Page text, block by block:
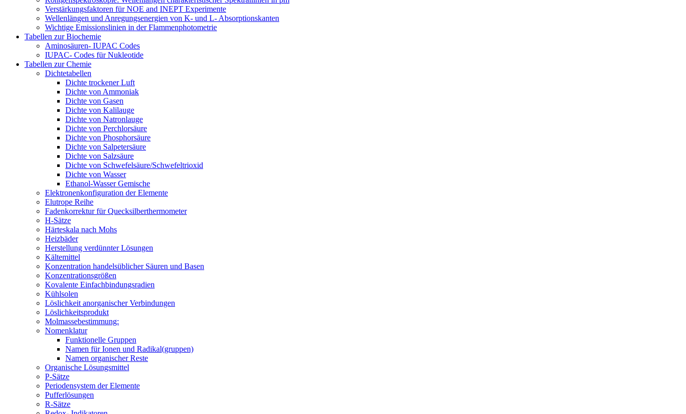
Verstärkungsfaktoren für NOE and INEPT Experimente
Wellenlängen und Anregungsenergien von K- und L- Absorptionskanten
Wichtige Emissionslinien in der Flammenphotometrie
Tabellen zur Biochemie
Aminosäuren- IUPAC Codes
IUPAC- Codes für Nukleotide
Tabellen zur Chemie
Dichtetabellen
Dichte trockener Luft
Dichte von Ammoniak
Dichte von Gasen
Dichte von Kalilauge
Dichte von Natronlauge
Dichte von Perchlorsäure
Dichte von Phosphorsäure
Dichte von Salpetersäure
Dichte von Salzsäure
Dichte von Schwefelsäure/Schwefeltrioxid
Dichte von Wasser
Ethanol-Wasser Gemische
Elektronenkonfiguration der Elemente
Elutrope Reihe
Fadenkorrektur für Quecksilberthermometer
H-Sätze
Härteskala nach Mohs
Heizbäder
Herstellung verdünnter Lösungen
Kältemittel
Konzentration handelsüblicher Säuren und Basen
Konzentrationsgrößen
Kovalente Einfachbindungsradien
Kühlsolen
Löslichkeit anorganischer Verbindungen
Löslichkeitsprodukt
Molmassebestimmung:
Nomenklatur
Funktionelle Gruppen
Namen für Ionen und Radikal(gruppen)
Namen organischer Reste
Organische Lösungsmittel
P-Sätze
Periodensystem der Elemente
Pufferlösungen
R-Sätze